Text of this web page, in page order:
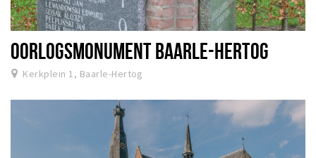
OORLOGSMONUMENT BAARLE-HERTOG
Kerkplein 1, Baarle-Hertog